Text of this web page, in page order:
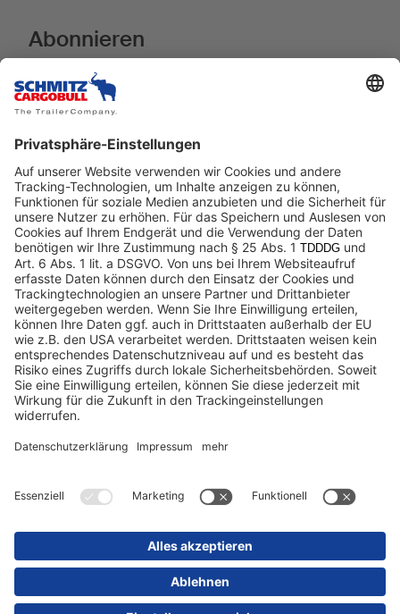
Abonnieren
DatenschutzImpressum / Rechtliche Hinweise
© 2025 Schmitz Cargobull. All Rights Reserved